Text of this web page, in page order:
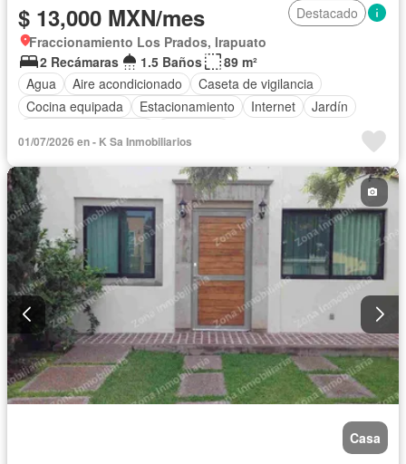
$ 13,000 MXN/mes
Destacado
Fraccionamiento Los Prados, Irapuato
2 Recámaras
1.5 Baños
89 m²
Agua
Aire acondicionado
Caseta de vigilancia
Cocina equipada
Estacionamiento Internet
Jardín
Completamente amueblado
01/07/2026 en - K Sa Inmobiliarios
Casa